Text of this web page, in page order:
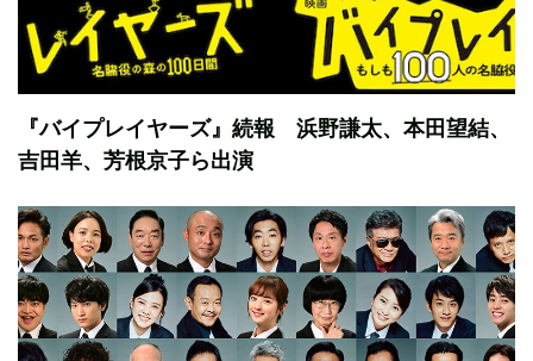
『バイプレイヤーズ』続報 浜野謙太、本田望結、
吉田羊、芳根京子ら出演